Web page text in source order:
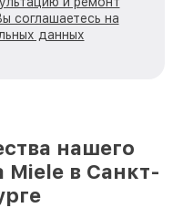
соглашаетесь на
данных
нашего
Miele в Санкт-